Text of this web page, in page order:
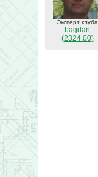
Эксперт клуба
bagdan
(2324.00)